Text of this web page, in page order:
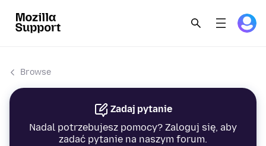
Browse
Zadaj pytanie
Nadal potrzebujesz pomocy? Zaloguj się, aby
zadać pytanie na naszym forum.